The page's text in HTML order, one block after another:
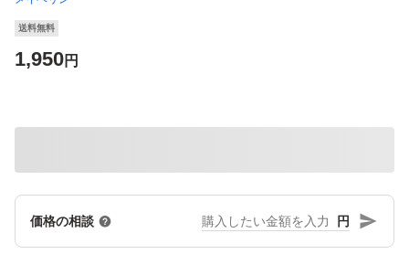
送料無料
1,950円
価格の相談 円